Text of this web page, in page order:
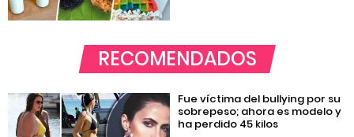
RECOMENDADOS
Fue víctima del bullying por su
sobrepeso; ahora es modelo y
ha perdido 45 kilos